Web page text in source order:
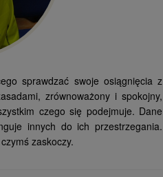
sprawdzać swoje osiągnięcia z
zrównoważony i spokojny,
czego się podejmuje. Dane
innych do ich przestrzegania.
zaskoczy.